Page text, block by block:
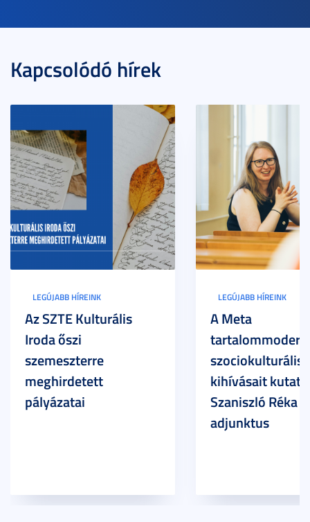
Kapcsolódó hírek
LEGÚJABB HÍREINK
Az SZTE Kulturális
Iroda őszi
szemeszterre
meghirdetett
pályázatai
LEGÚJABB HÍREINK
A Meta
szociokulturális
kihívásait
Szaniszló Réka
adjunktus